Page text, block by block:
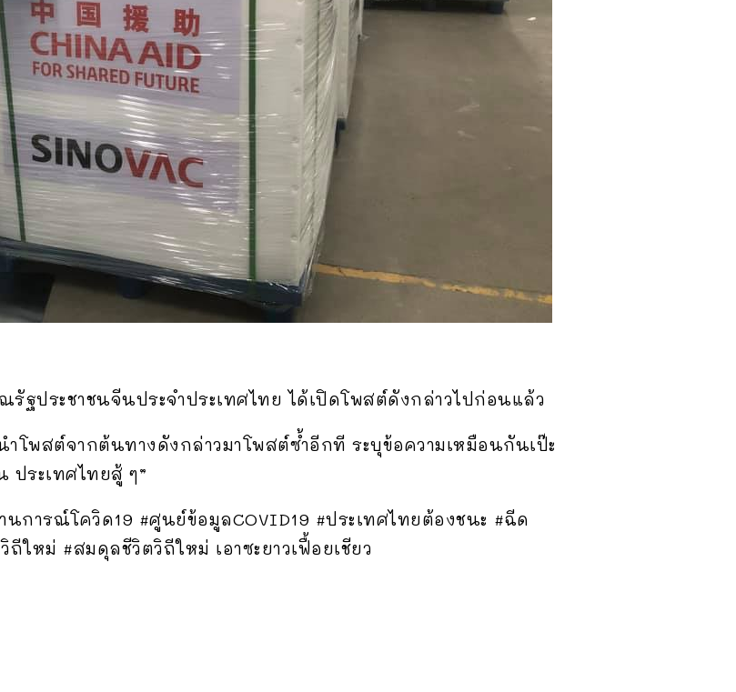
รัฐประชาชนจีนประจำประเทศไทย ได้เปิดโพสต์ดังกล่าวไปก่อนแล้ว
โพสต์จากต้นทางดังกล่าวมาโพสต์ซ้ำอีกที ระบุข้อความเหมือนกันเป๊ะ
ระเทศไทยสู้ ๆ”
ารณ์โควิด19 #ศูนย์ข้อมูลCOVID19 #ประเทศไทยต้องชนะ #ฉีด
ใหม่ #สมดุลชีวิตวิถีใหม่ เอาซะยาวเฟื้อยเชียว